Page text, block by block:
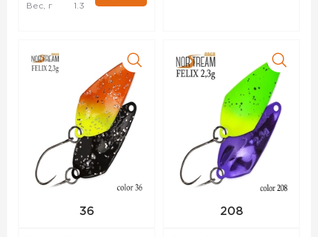
Вес, г 1.3
36 208